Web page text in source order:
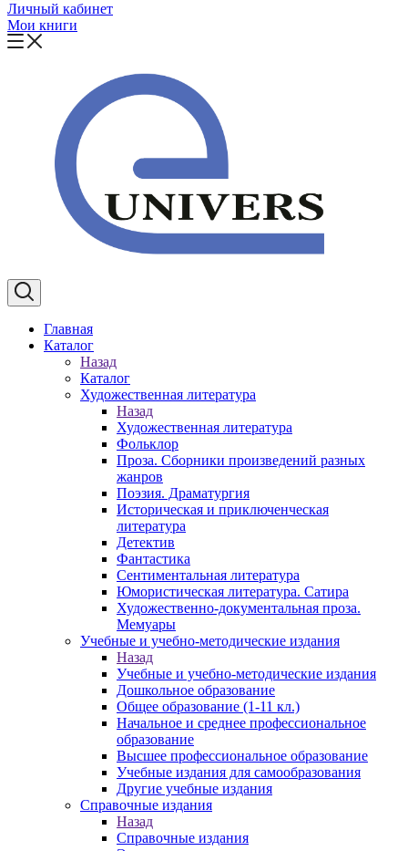
Личный кабинет
Мои книги
Главная
Каталог
Назад
Каталог
Художественная литература
Назад
Художественная литература
Фольклор
Проза. Сборники произведений разных
жанров
Поэзия. Драматургия
Историческая и приключенческая
литература
Детектив
Фантастика
Сентиментальная литература
Юмористическая литература. Сатира
Художественно-документальная проза.
Мемуары
Учебные и учебно-методические издания
Назад
Учебные и учебно-методические издания
Дошкольное образование
Общее образование (1-11 кл.)
Начальное и среднее профессиональное
образование
Высшее профессиональное образование
Учебные издания для самообразования
Другие учебные издания
Справочные издания
Назад
Справочные издания